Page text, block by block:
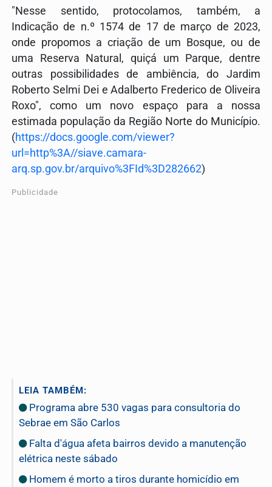
"Nesse sentido, protocolamos, também, a
Indicação de n.º 1574 de 17 de março de 2023,
onde propomos a criação de um Bosque, ou de
uma Reserva Natural, quiçá um Parque, dentre
outras possibilidades de ambiência, do Jardim
Roberto Selmi Dei e Adalberto Frederico de Oliveira
Roxo", como um novo espaço para a nossa
estimada população da Região Norte do Município.
(https://docs.google.com/viewer?
url=http%3A//siave.camara-
arq.sp.gov.br/arquivo%3FId%3D282662)
Publicidade
LEIA TAMBÉM:
Programa abre 530 vagas para consultoria do
Sebrae em São Carlos
Falta d'água afeta bairros devido a manutenção
elétrica neste sábado
Homem é morto a tiros durante homicídio em